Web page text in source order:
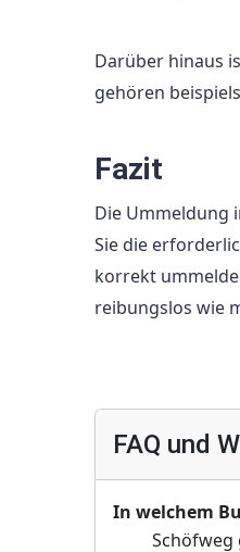
Darüber hinaus
gehören
Fazit
Die Ummeldung
Sie die
korrekt
reibungslos wie
FAQ und
In welchem
Schöfweg